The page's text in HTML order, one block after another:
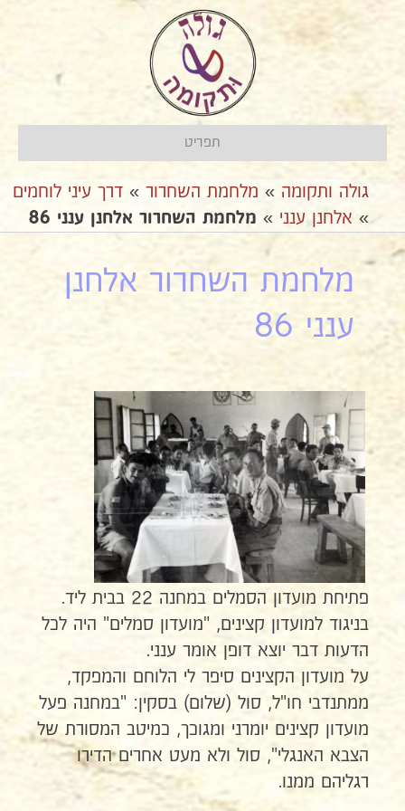
תפריט
גולה ותקומה » מלחמת השחרור » דרך עיני לוחמים
» אלחנן ענני » מלחמת השחרור אלחנן ענני 86
מלחמת השחרור אלחנן
ענני 86
פתיחת מועדון הסמלים במחנה 22 בבית ליד.
בניגוד למועדון קצינים, "מועדון סמלים" היה לכל
הדעות דבר יוצא דופן אומר ענני.
על מועדון הקצינים סיפר לי הלוחם והמפקד,
ממתנדבי חו"ל, סול (שלום) בסקין: "במחנה פעל
מועדון קצינים יומרני ומגוכך, כמיטב המסורת של
הצבא האנגלי", סול ולא מעט אחרים הדירו
רגליהם ממנו.